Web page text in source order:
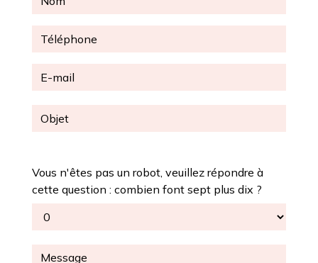
Vous n'êtes pas un robot, veuillez répondre à
cette question : combien font sept plus dix ?